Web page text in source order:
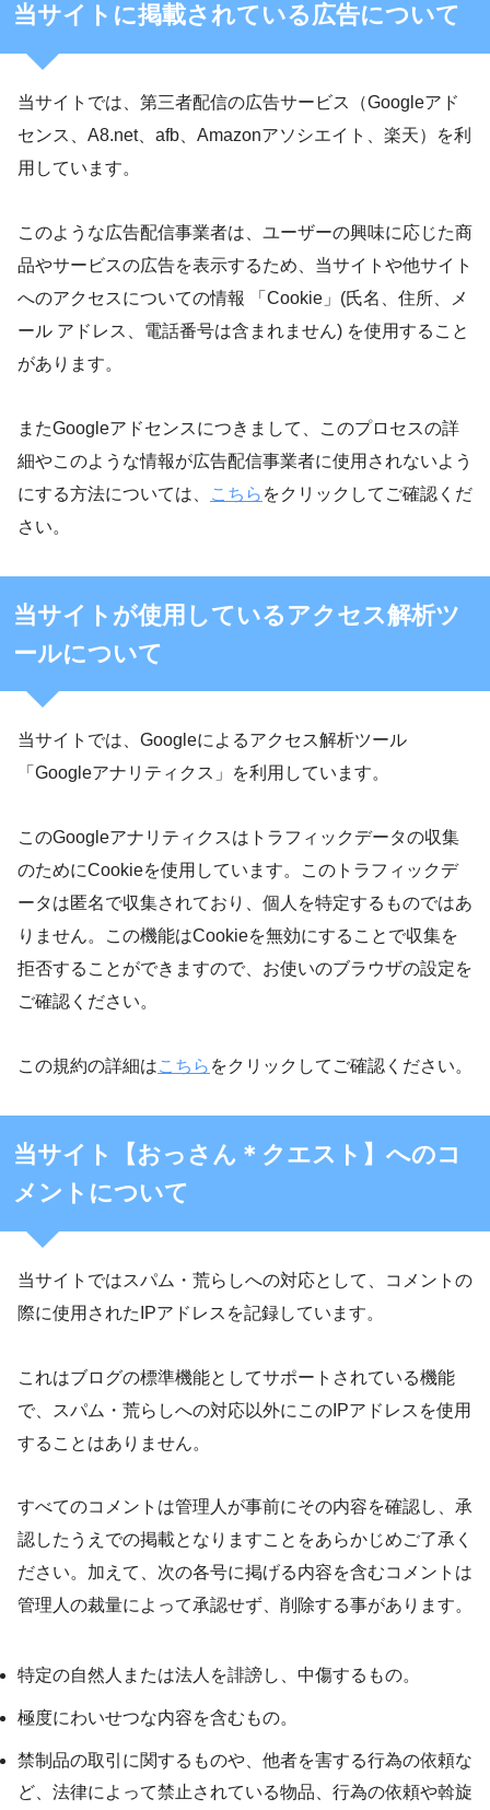
当サイトに掲載されている広告について
当サイトでは、第三者配信の広告サービス（Googleアド
センス、A8.net、afb、Amazonアソシエイト、楽天）を利
用しています。
このような広告配信事業者は、ユーザーの興味に応じた商
品やサービスの広告を表示するため、当サイトや他サイト
へのアクセスについての情報 「Cookie」(氏名、住所、メ
ール アドレス、電話番号は含まれません) を使用すること
があります。
またGoogleアドセンスにつきまして、このプロセスの詳
細やこのような情報が広告配信事業者に使用されないよう
にする方法については、
こちら をクリックしてご確認くだ
さい。
当サイトが使用しているアクセス解析ツ
ールについて
当サイトでは、Googleによるアクセス解析ツール
「Googleアナリティクス」を利用しています。
このGoogleアナリティクスはトラフィックデータの収集
のためにCookieを使用しています。このトラフィックデ
ータは匿名で収集されており、個人を特定するものではあ
りません。この機能はCookieを無効にすることで収集を
拒否することができますので、お使いのブラウザの設定を
ご確認ください。
この規約の詳細はこちら をクリックしてご確認ください。
当サイト【おっさん＊クエスト】へのコ
メントについて
当サイトではスパム・荒らしへの対応として、コメントの
際に使用されたIPアドレスを記録しています。
これはブログの標準機能としてサポートされている機能
で、スパム・荒らしへの対応以外にこのIPアドレスを使用
することはありません。
すべてのコメントは管理人が事前にその内容を確認し、承
認したうえでの掲載となりますことをあらかじめご了承く
ださい。加えて、次の各号に掲げる内容を含むコメントは
管理人の裁量によって承認せず、削除する事があります。
特定の自然人または法人を誹謗し、中傷するもの。
極度にわいせつな内容を含むもの。
禁制品の取引に関するものや、他者を害する行為の依頼な
ど、法律によって禁止されている物品、行為の依頼や斡旋